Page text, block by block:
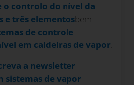
o controlo do nível da
e três elementosbem
de controle
em caldeiras de vapor
a newsletter
sistemas de vapor